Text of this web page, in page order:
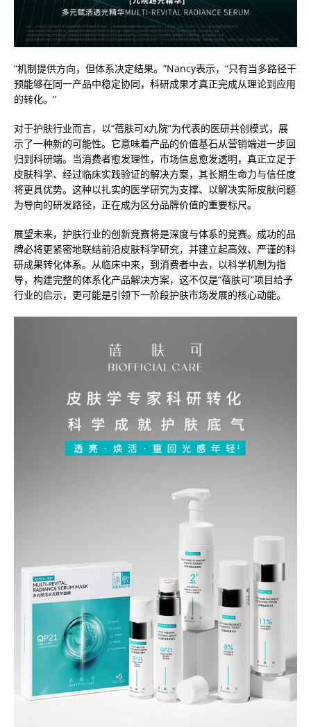
“机制提供方向，但体系决定结果。”Nancy表示，“只有当多路径干
预能够在同一产品中稳定协同，科研成果才真正完成从理论到应用
的转化。”
对于护肤行业而言，以“蓓肤可x九院”为代表的医研共创模式，展
示了一种新的可能性。它意味着产品的价值基石从营销端进一步回
归到科研端。当消费者愈发理性，市场信息愈发透明，真正立足于
皮肤科学、经过临床实践验证的解决方案，其长期生命力与信任度
将更具优势。这种以扎实的医学研究为支撑、以解决实际皮肤问题
为导向的研发路径，正在成为区分品牌价值的重要标尺。
展望未来，护肤行业的创新竞赛将是深度与体系的竞赛。成功的品
牌必将更紧密地联结前沿皮肤科学研究，并建立起高效、严谨的科
研成果转化体系。从临床中来，到消费者中去，以科学机制为指
导，构建完整的体系化产品解决方案，这不仅是“蓓肤可”项目给予
行业的启示，更可能是引领下一阶段护肤市场发展的核心动能。